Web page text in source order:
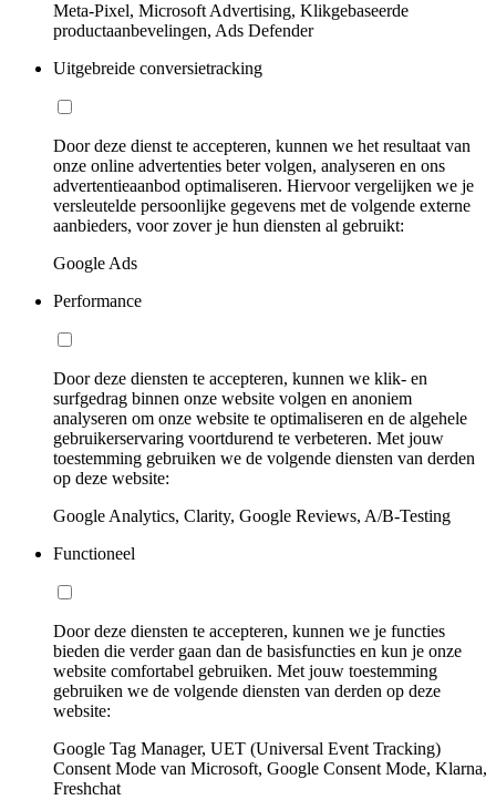
Meta-Pixel, Microsoft Advertising, Klikgebaseerde
productaanbevelingen, Ads Defender
Uitgebreide conversietracking
Door deze dienst te accepteren, kunnen we het resultaat van
onze online advertenties beter volgen, analyseren en ons
advertentieaanbod optimaliseren. Hiervoor vergelijken we je
versleutelde persoonlijke gegevens met de volgende externe
aanbieders, voor zover je hun diensten al gebruikt:
Google Ads
Performance
Door deze diensten te accepteren, kunnen we klik- en
surfgedrag binnen onze website volgen en anoniem
analyseren om onze website te optimaliseren en de algehele
gebruikerservaring voortdurend te verbeteren. Met jouw
toestemming gebruiken we de volgende diensten van derden
op deze website:
Google Analytics, Clarity, Google Reviews, A/B-Testing
Functioneel
Door deze diensten te accepteren, kunnen we je functies
bieden die verder gaan dan de basisfuncties en kun je onze
website comfortabel gebruiken. Met jouw toestemming
gebruiken we de volgende diensten van derden op deze
website:
Google Tag Manager, UET (Universal Event Tracking)
Consent Mode van Microsoft, Google Consent Mode, Klarna,
Freshchat